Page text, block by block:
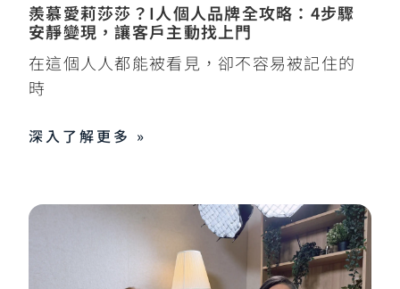
羨慕愛莉莎莎？I人個人品牌全攻略：4步驟
安靜變現，讓客戶主動找上門
在這個人人都能被看見，卻不容易被記住的
時
深入了解更多 »